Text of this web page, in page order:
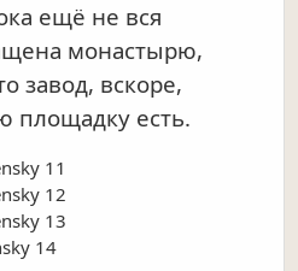
ещё не вся
монастырю,
завод, вскоре,
площадку есть.
11
12
13
14